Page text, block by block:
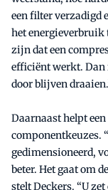
een filter verzadigd
het energieverbruik
zijn dat een
efficiënt werkt. Dan
door blijven
Daarnaast helpt
componentkeuzes.
gedimensioneerd,
beter. Het gaat om
stelt Deckers. “U